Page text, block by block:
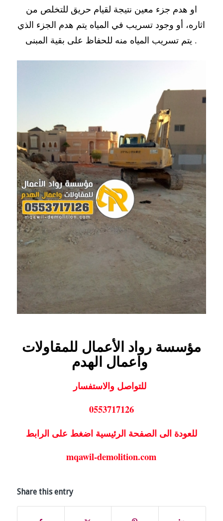
او هدم جزء معين نتيجة لقيام حريق للتخلص من
اثاره، أو وجود تسريب في المياه يتم هدم الجزء الذي
يتم تسريب المياه منه للحفاظ على بقية المبنى .
مؤسسة رواد الأعمال للمقاولات
0553717126
للعودة الى الصفحة الرئيسية اضغط على الرابط
mqawil-demolition.com
Share this entry